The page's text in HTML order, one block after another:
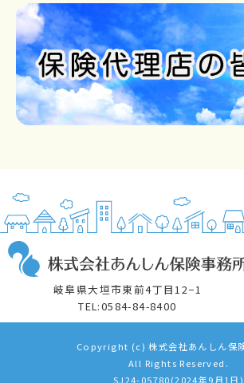
岐阜県大垣市東前4丁目12−1
TEL:0584-84-8400
Copyright (c) 株式会社あんしん保
All Rights Reserved.
SJ24-05780(2024年9月1日)